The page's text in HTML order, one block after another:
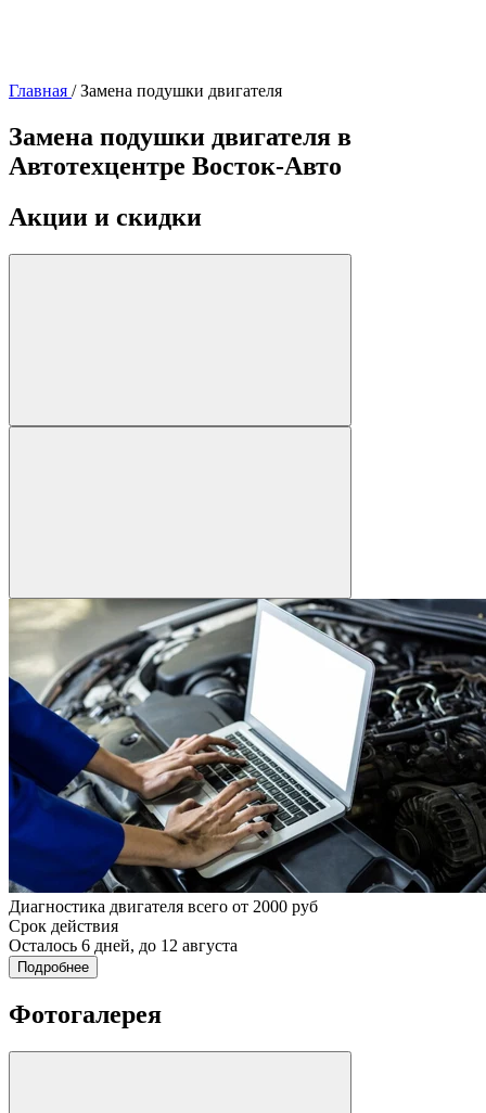
Главная /Замена подушки двигателя
Замена подушки двигателя в
Автотехцентре Восток-Авто
Акции и скидки
Диагностика двигателя всего от 2000 руб
Срок действия
Осталось 6 дней, до 12 августа
Подробнее
Фотогалерея